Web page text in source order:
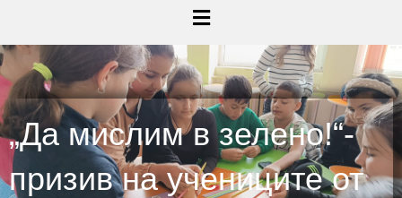
„Да мислим в зелено!“-
призив на учениците от